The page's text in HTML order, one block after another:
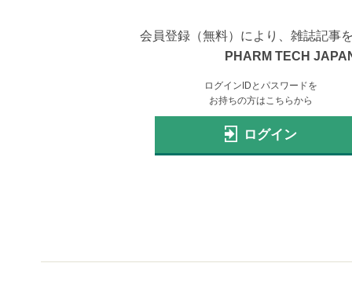
会員登録（無料）により、雑誌記事
PHARM TECH
ログインIDとパスワードを
お持ちの方はこちらから
ログイン